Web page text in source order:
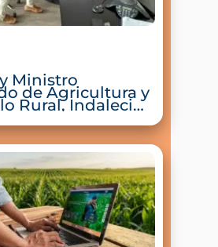
Ministro
de Agricultura y
Rural, Indalecio
trazan hoja de
impulsar la
y
de los
de cereales y
del país